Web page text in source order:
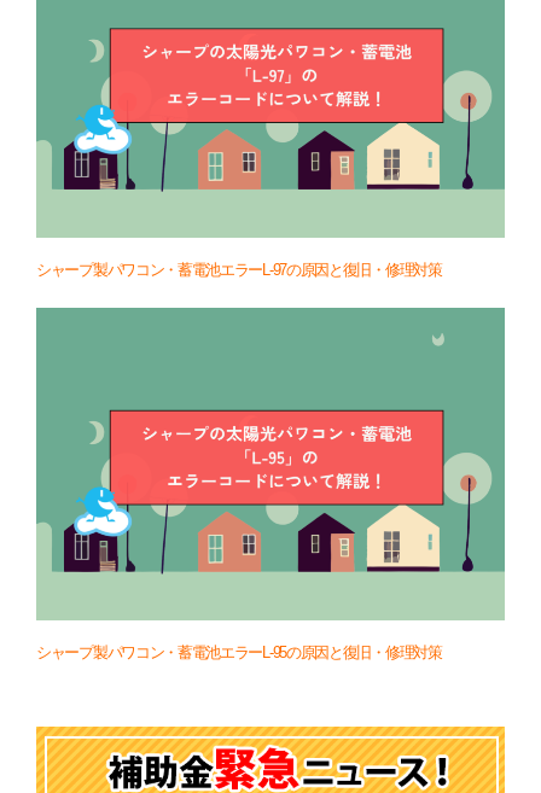
シャープ製パワコン・蓄電池エラーL-97の原因と復旧・修理対策
シャープ製パワコン・蓄電池エラーL-95の原因と復旧・修理対策